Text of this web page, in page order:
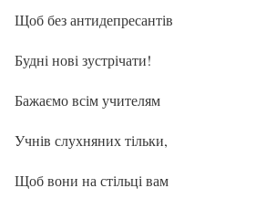
Щоб без антидепресантів
Будні нові зустрічати!
Бажаємо всім учителям
Учнів слухняних тільки,
Щоб вони на стільці вам